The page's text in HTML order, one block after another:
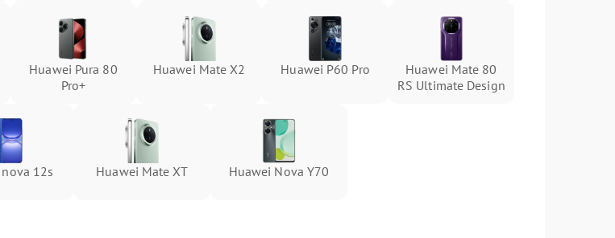
Huawei Pura 80
Pro+
Huawei Mate X2 Huawei P60 Pro
Huawei Mate 80
RS Ultimate Design
12s Huawei Mate XT Huawei Nova Y70